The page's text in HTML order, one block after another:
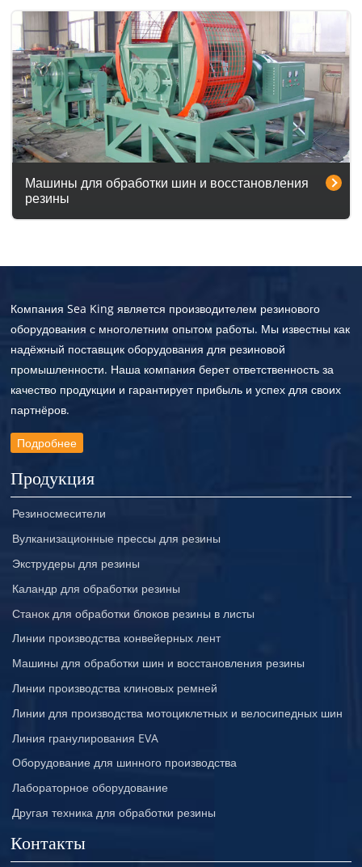
Машины для обработки шин и восстановления
резины
Компания Sea King является производителем резинового
оборудования с многолетним опытом работы. Мы известны как
надёжный поставщик оборудования для резиновой
промышленности. Наша компания берет ответственность за
качество продукции и гарантирует прибыль и успех для своих
партнёров.
Подробнее
Продукция
Резиносмесители
Вулканизационные прессы для резины
Экструдеры для резины
Каландр для обработки резины
Станок для обработки блоков резины в листы
Линии производства конвейерных лент
Машины для обработки шин и восстановления резины
Линии производства клиновых ремней
Линии для производства мотоциклетных и велосипедных шин
Линия гранулирования EVA
Оборудование для шинного производства
Лабораторное оборудование
Другая техника для обработки резины
Контакты